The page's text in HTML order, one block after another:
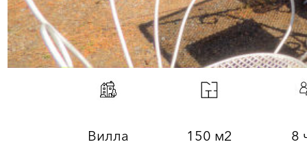
Вилла 150 м2 8